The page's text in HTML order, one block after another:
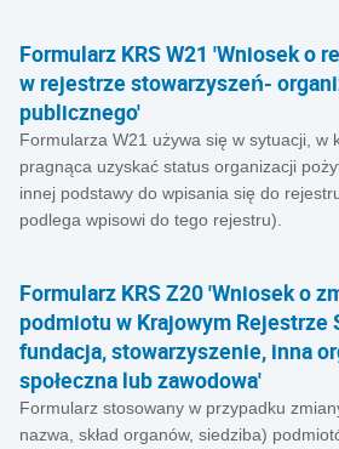
Formularz KRS W21 'Wniosek o
w rejestrze stowarzyszeń-
publicznego'
Formularza W21 używa się w sytuacji, w
pragnąca uzyskać status organizacji
innej podstawy do wpisania się do
podlega wpisowi do tego rejestru).
Formularz KRS Z20 'Wniosek o
podmiotu w Krajowym Rejestrze
fundacja, stowarzyszenie, inna
społeczna lub zawodowa'
Formularz stosowany w przypadku
nazwa, skład organów, siedziba)